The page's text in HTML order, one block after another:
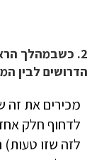
2. כשבמהלך
הדרושים לבין
מכירים את זה
לדחוף חלק
לזה שזו